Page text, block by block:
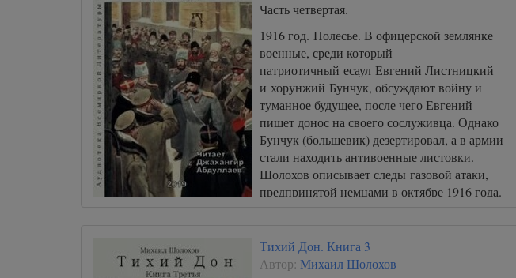
Часть четвертая.
1916 год. Полесье. В офицерской землянке
военные, среди который
патриотичный есаул Евгений Листницкий
и хорунжий Бунчук, обсуждают войну и
туманное будущее, после чего Евгений
пишет донос на своего сослуживца. Однако
Бунчук (большевик) дезертировал, а в армии
стали находить антивоенные листовки.
Шолохов описывает следы газовой атаки,
предпринятой немцами в октябре 1916 года.
Тихий Дон. Книга 3
Автор: Михаил Шолохов